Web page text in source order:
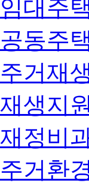
임대주
공동주
주거재
재생지
재정비
주거환